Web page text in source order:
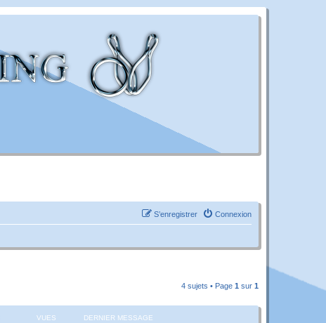
Connexion
S’enregistrer
4 sujets • Page 1 sur 1
VUES DERNIER MESSAGE